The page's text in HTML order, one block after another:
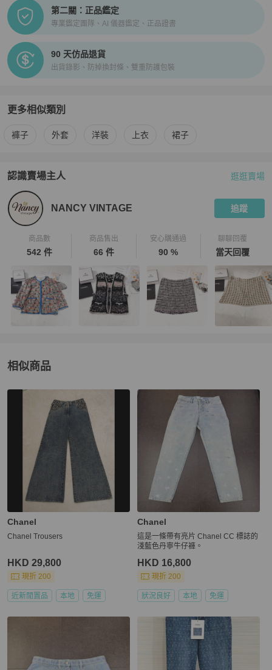
第二關：正品鑑定
專業鑑定團隊、AI 儀器鑑定、正品證書
90 天仿品退貨
出貨錄影、防掉換封條、雙重防護包裝
更多相似類別
更多Chanel 女裝 相似商品推薦
褲子 外套 洋裝 上衣 裙子
認識賣場主人
PopChill 拍拍圈嚴選賣家
逛逛賣場
NANCY VINTAGE 追蹤
商品數
542 件
商品售出
66 件
安心購通過
90 %
聊聊回覆
當天回覆
相似商品
更多相似Chanel女裝推薦精品
Chanel
Chanel Trousers
HKD 29,800
現折 200
近新閒置品 本地 免運
Chanel
這是一條帶有亮片 Chanel CC 標誌的
淺藍色丹寧牛仔褲。
HKD 16,800
現折 200
狀況良好 本地 免運